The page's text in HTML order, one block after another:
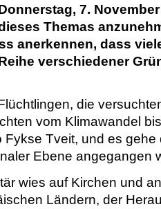
7.
Themas
anerkennen, dass
verschiedener
die
vom Klimawandel
Fykse Tveit, und es
Ebene angegangen
wies auf Kirchen und
Ländern, der